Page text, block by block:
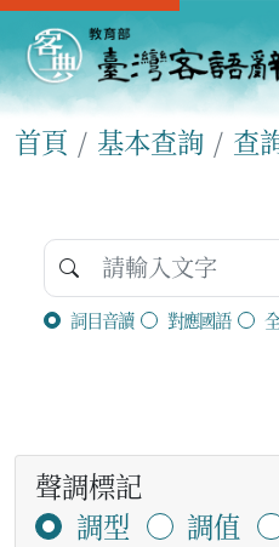
首頁 基本查詢 查
詞目音讀 對應國語
聲調標記
調型
調值